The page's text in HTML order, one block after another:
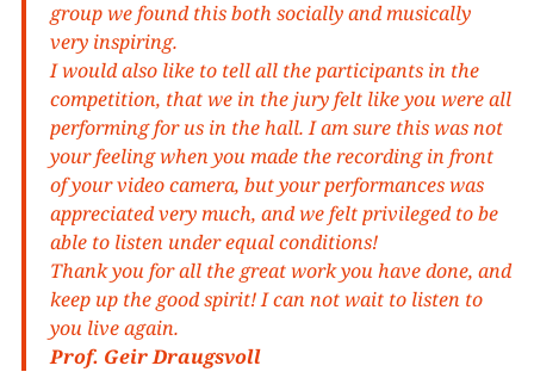
group we found this both socially and musically
very inspiring.
I would also like to tell all the participants in the
competition, that we in the jury felt like you were all
performing for us in the hall. I am sure this was not
your feeling when you made the recording in front
of your video camera, but your performances was
appreciated very much, and we felt privileged to be
able to listen under equal conditions!
Thank you for all the great work you have done, and
keep up the good spirit! I can not wait to listen to
you live again.
Prof. Geir Draugsvoll